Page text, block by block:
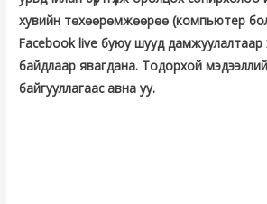
хувийн тѳхѳѳрѳмжѳѳрѳѳ (компьютер
Facebook live буюу шууд дамжуулалтаар
байдлаар явагдана. Тодорхой
байгууллагаас авна уу.